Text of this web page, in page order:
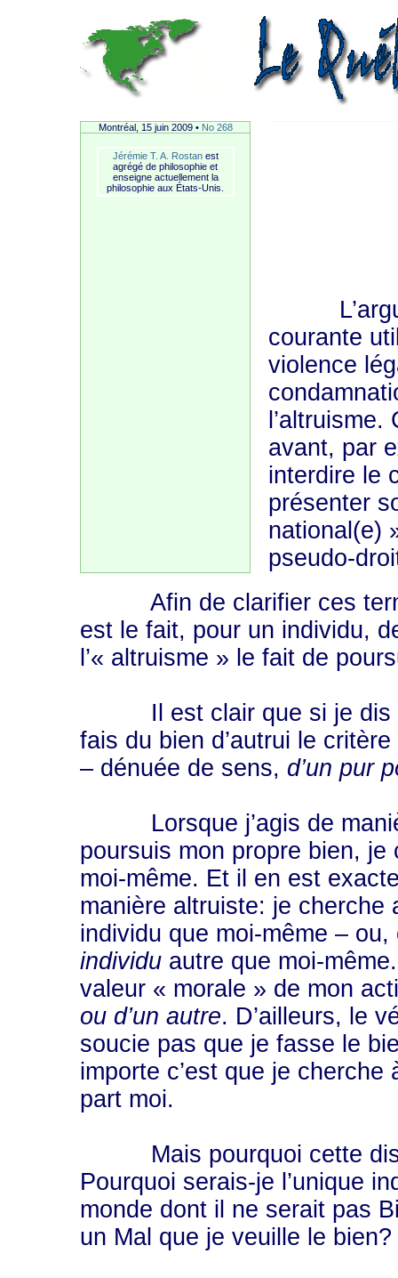
Montréal, 15 juin 2009 • No 268
Jérémie T. A. Rostanest
agrégé de philosophie et
enseigne actuellement la
philosophie aux États-Unis.
courante
violence
avant, par
interdire le
présenter
national(e)
pseudo-
Afin de clarifier ces
est le fait, pour un individu,
l’« altruisme » le fait de
Il est clair que si je dis
fais du bien d’autrui le
– dénuée de sens, d’un pur
Lorsque j’agis de
poursuis mon propre bien, je
moi-même. Et il en est
manière altruiste: je cherche
individu que moi-même –
individu autre que moi-
valeur « morale » de mon
ou d’un autre. D’ailleurs, le
soucie pas que je fasse le
importe c’est que je
part moi.
Mais pourquoi cette
Pourquoi serais-je l’unique
monde dont il ne serait pas
un Mal que je veuille le bien?